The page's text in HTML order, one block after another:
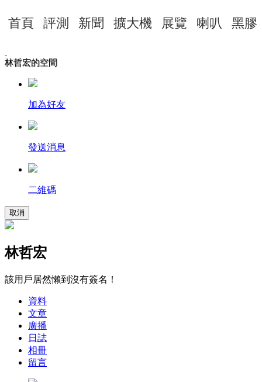
首頁 評測 新聞 擴大機 展覽 喇叭 黑膠
林哲宏的空間
加為好友
發送消息
二維碼
取消
林哲宏
該用戶居然懶到沒有簽名！
資料
文章
廣播
日誌
相冊
留言